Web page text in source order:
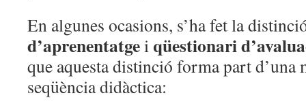
En algunes ocasions, s’ha fet la
d’aprenentatgei qüestionari
que aquesta distinció forma part d’una
seqüència didàctica: